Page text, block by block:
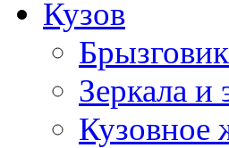
Кузов
Зеркала и
Кузовное